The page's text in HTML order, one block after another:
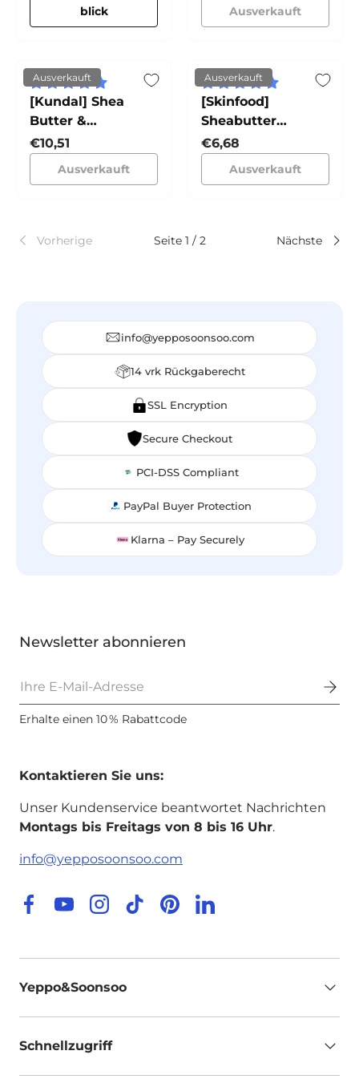
blick
Ausverkauft
Ausverkauft
[Kundal] Shea
Butter &
Macadamia Pure
Handcreme
Normaler Preis
€10,51
Ausverkauft
Ausverkauft
[Skinfood]
Sheabutter
Parfümierte
Handcreme
Pfirsich
Normaler Preis
€6,68
Ausverkauft
Vorherige Seite 1 / 2 Nächste
info@yepposoonsoo.com
14 vrk Rückgaberecht
SSL Encryption
Secure Checkout
PCI-DSS Compliant
PayPal Buyer Protection
Klarna – Pay Securely
Newsletter abonnieren
E-Mail
Erhalte einen 10 % Rabattcode
Kontaktieren Sie uns:
Unser Kundenservice beantwortet Nachrichten
Montags bis Freitags von 8 bis 16 Uhr.
info@yepposoonsoo.com
Facebook
YouTubeInstagram
TikTokPinterestLinkedIn
Yeppo&Soonsoo
Schnellzugriff